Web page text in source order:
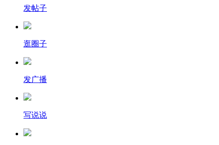
发帖子
逛圈子
发广播
写说说